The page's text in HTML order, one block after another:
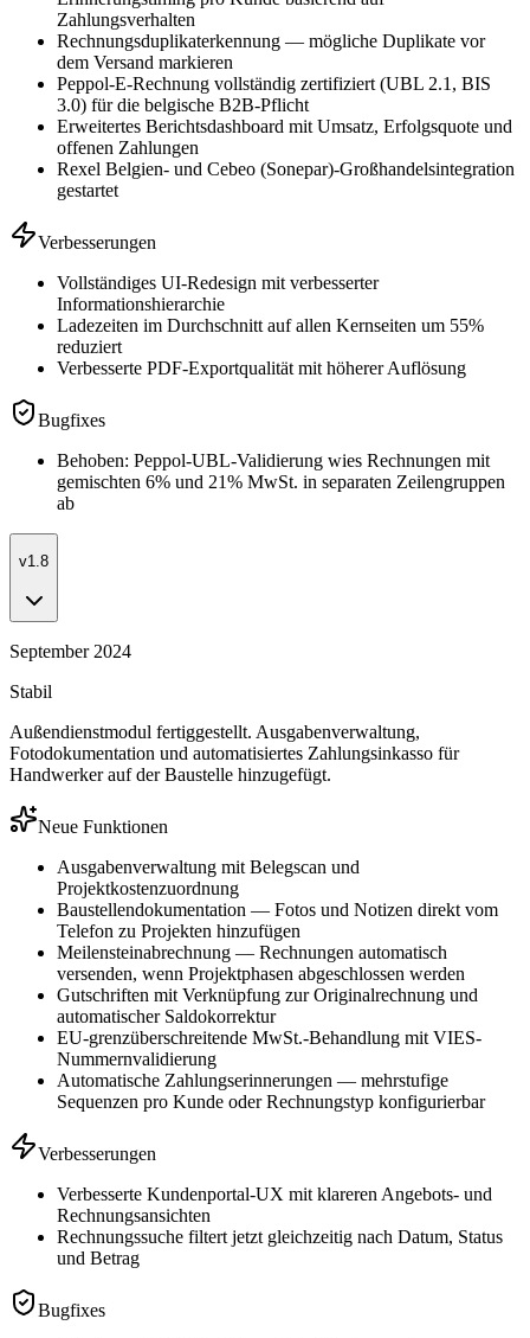
Zahlungsverhalten
Rechnungsduplikaterkennung — mögliche Duplikate vor
dem Versand markieren
Peppol-E-Rechnung vollständig zertifiziert (UBL 2.1, BIS
3.0) für die belgische B2B-Pflicht
Erweitertes Berichtsdashboard mit Umsatz, Erfolgsquote und
offenen Zahlungen
Rexel Belgien- und Cebeo (Sonepar)-Großhandelsintegration
gestartet
Verbesserungen
Vollständiges UI-Redesign mit verbesserter
Informationshierarchie
Ladezeiten im Durchschnitt auf allen Kernseiten um 55%
reduziert
Verbesserte PDF-Exportqualität mit höherer Auflösung
Bugfixes
Behoben: Peppol-UBL-Validierung wies Rechnungen mit
gemischten 6% und 21% MwSt. in separaten Zeilengruppen
ab
v1.8
September 2024
Stabil
Außendienstmodul fertiggestellt. Ausgabenverwaltung,
Fotodokumentation und automatisiertes Zahlungsinkasso für
Handwerker auf der Baustelle hinzugefügt.
Neue Funktionen
Ausgabenverwaltung mit Belegscan und
Projektkostenzuordnung
Baustellendokumentation — Fotos und Notizen direkt vom
Telefon zu Projekten hinzufügen
Meilensteinabrechnung — Rechnungen automatisch
versenden, wenn Projektphasen abgeschlossen werden
Gutschriften mit Verknüpfung zur Originalrechnung und
automatischer Saldokorrektur
EU-grenzüberschreitende MwSt.-Behandlung mit VIES-
Nummernvalidierung
Automatische Zahlungserinnerungen — mehrstufige
Sequenzen pro Kunde oder Rechnungstyp konfigurierbar
Verbesserungen
Verbesserte Kundenportal-UX mit klareren Angebots- und
Rechnungsansichten
Rechnungssuche filtert jetzt gleichzeitig nach Datum, Status
und Betrag
Bugfixes